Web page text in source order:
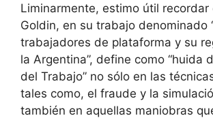
Liminarmente, estimo útil recordar
Goldin, en su trabajo denominado
trabajadores de plataforma y su
la Argentina”, define como “huida
del Trabajo” no sólo en las
tales como, el fraude y la
también en aquellas maniobras